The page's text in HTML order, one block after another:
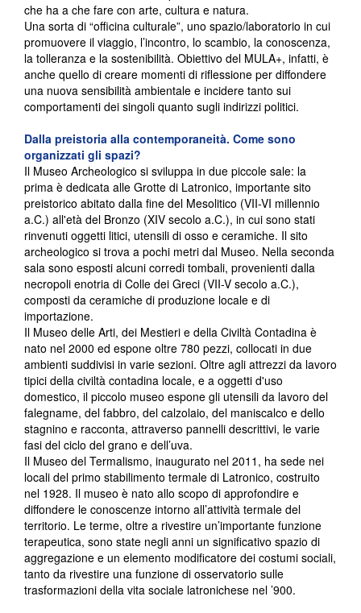
che ha a che fare con arte, cultura e natura.
Una sorta di “officina culturale”, uno spazio/laboratorio in cui
promuovere il viaggio, l’incontro, lo scambio, la conoscenza,
la tolleranza e la sostenibilità. Obiettivo del MULA+, infatti, è
anche quello di creare momenti di riflessione per diffondere
una nuova sensibilità ambientale e incidere tanto sui
comportamenti dei singoli quanto sugli indirizzi politici.
Dalla preistoria alla contemporaneità. Come sono
organizzati gli spazi?
Il Museo Archeologico si sviluppa in due piccole sale: la
prima è dedicata alle Grotte di Latronico, importante sito
preistorico abitato dalla fine del Mesolitico (VII-VI millennio
a.C.) all'età del Bronzo (XIV secolo a.C.), in cui sono stati
rinvenuti oggetti litici, utensili di osso e ceramiche. Il sito
archeologico si trova a pochi metri dal Museo. Nella seconda
sala sono esposti alcuni corredi tombali, provenienti dalla
necropoli enotria di Colle dei Greci (VII-V secolo a.C.),
composti da ceramiche di produzione locale e di
importazione.
Il Museo delle Arti, dei Mestieri e della Civiltà Contadina è
nato nel 2000 ed espone oltre 780 pezzi, collocati in due
ambienti suddivisi in varie sezioni. Oltre agli attrezzi da lavoro
tipici della civiltà contadina locale, e a oggetti d'uso
domestico, il piccolo museo espone gli utensili da lavoro del
falegname, del fabbro, del calzolaio, del maniscalco e dello
stagnino e racconta, attraverso pannelli descrittivi, le varie
fasi del ciclo del grano e dell’uva.
Il Museo del Termalismo, inaugurato nel 2011, ha sede nei
locali del primo stabilimento termale di Latronico, costruito
nel 1928. Il museo è nato allo scopo di approfondire e
diffondere le conoscenze intorno all’attività termale del
territorio. Le terme, oltre a rivestire un’importante funzione
terapeutica, sono state negli anni un significativo spazio di
aggregazione e un elemento modificatore dei costumi sociali,
tanto da rivestire una funzione di osservatorio sulle
trasformazioni della vita sociale latronichese nel ’900.